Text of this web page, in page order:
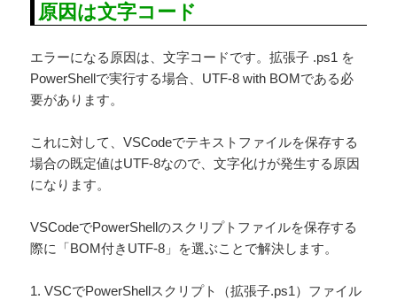
原因は文字コード
エラーになる原因は、文字コードです。拡張子 .ps1 を
PowerShellで実行する場合、UTF-8 with BOMである必
要があります。
これに対して、VSCodeでテキストファイルを保存する
場合の既定値はUTF-8なので、文字化けが発生する原因
になります。
VSCodeでPowerShellのスクリプトファイルを保存する
際に「BOM付きUTF-8」を選ぶことで解決します。
1. VSCでPowerShellスクリプト（拡張子.ps1）ファイル